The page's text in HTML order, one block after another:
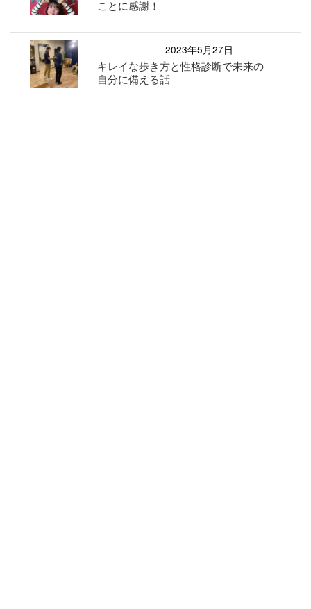
ことに感謝！
2023年5月27日
キレイな歩き方と性格診断で未来の
自分に備える話